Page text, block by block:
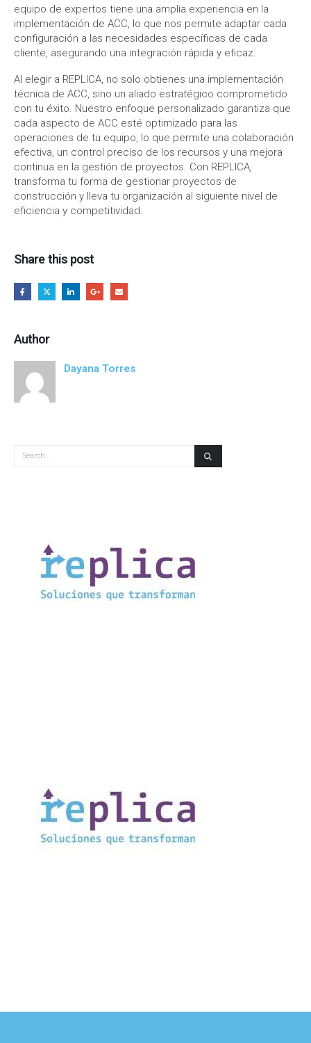
equipo de expertos tiene una amplia experiencia en la
implementación de ACC, lo que nos permite adaptar cada
configuración a las necesidades específicas de cada
cliente, asegurando una integración rápida y eficaz.
Al elegir a REPLICA, no solo obtienes una implementación
técnica de ACC, sino un aliado estratégico comprometido
con tu éxito. Nuestro enfoque personalizado garantiza que
cada aspecto de ACC esté optimizado para las
operaciones de tu equipo, lo que permite una colaboración
efectiva, un control preciso de los recursos y una mejora
continua en la gestión de proyectos. Con REPLICA,
transforma tu forma de gestionar proyectos de
construcción y lleva tu organización al siguiente nivel de
eficiencia y competitividad.
Share this post
Author
Dayana Torres